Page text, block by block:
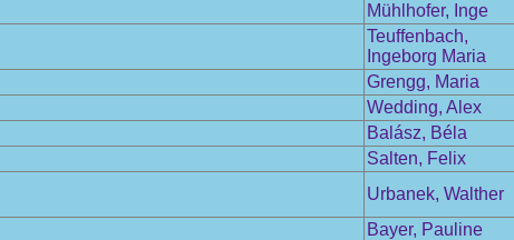
Mühlhofer, Inge
Teuffenbach,
Ingeborg Maria
Grengg, Maria
Wedding, Alex
Balász, Béla
Salten, Felix
Urbanek, Walther
Bayer, Pauline